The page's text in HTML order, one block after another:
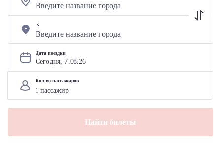
К
Дата поездки
Сегодня, 7.08.26
Кол-во пассажиров
Найти билеты